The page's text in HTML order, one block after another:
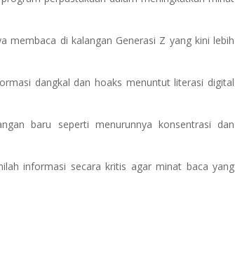
membaca di kalangan Generasi Z yang kini lebih
dangkal dan hoaks menuntut literasi digital
baru seperti menurunnya konsentrasi dan
informasi secara kritis agar minat baca yang